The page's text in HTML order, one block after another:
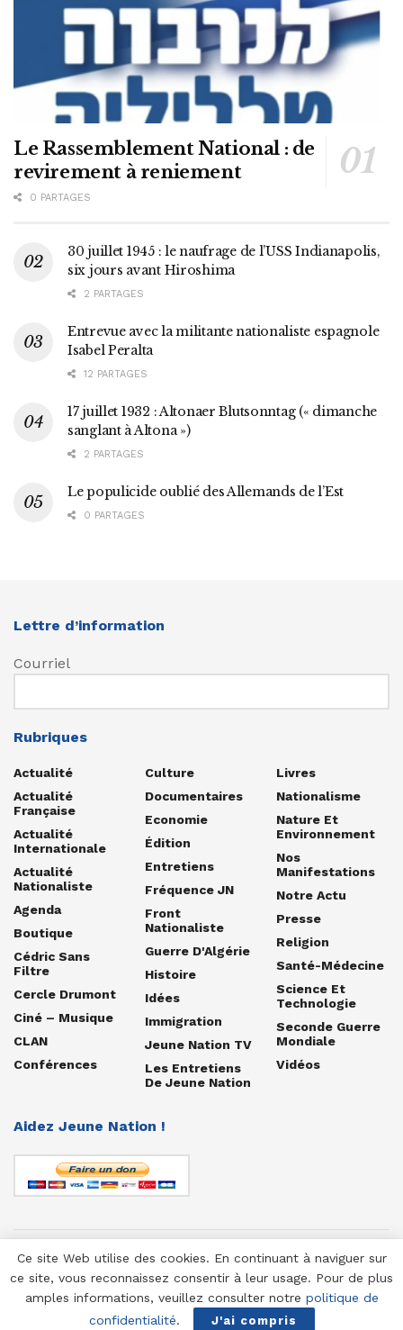
Le Rassemblement National : de
revirement à reniement
0 PARTAGES
30 juillet 1945 : le naufrage de l’USS Indianapolis,
six jours avant Hiroshima
2 PARTAGES
Entrevue avec la militante nationaliste espagnole
Isabel Peralta
12 PARTAGES
17 juillet 1932 : Altonaer Blutsonntag (« dimanche
sanglant à Altona »)
2 PARTAGES
Le populicide oublié des Allemands de l’Est
0 PARTAGES
Lettre d’information
Courriel
Rubriques
Actualité
Actualité
Française
Actualité
Internationale
Actualité
Nationaliste
Agenda
Boutique
Cédric Sans
Filtre
Cercle Drumont
Ciné – Musique
CLAN
Conférences
Culture
Documentaires
Economie
Édition
Entretiens
Fréquence JN
Front
Nationaliste
Guerre D'Algérie
Histoire
Idées
Immigration
Jeune Nation TV
Les Entretiens
De Jeune Nation
Livres
Nationalisme
Nature Et
Environnement
Nos
Manifestations
Notre Actu
Presse
Religion
Santé-Médecine
Science Et
Technologie
Seconde Guerre
Mondiale
Vidéos
Aidez Jeune Nation !
© 1958-2025 Jeune Nation
Ce site Web utilise des cookies. En continuant à naviguer sur
ce site, vous reconnaissez consentir à leur usage. Pour de plus
amples informations, veuillez consulter notre politique de
confidentialité. J'ai compris